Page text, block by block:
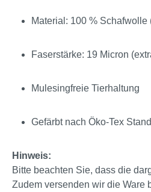
Material: 100 %
Faserstärke: 19 Micron
Mulesingfreie Tierhaltung
Gefärbt nach Öko-Tex
Hinweis:
Bitte beachten Sie, dass die
Zudem versenden wir die Ware